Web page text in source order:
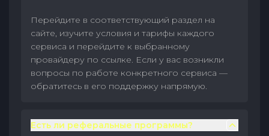
Перейдите в соответствующий раздел на
сайте, изучите условия и тарифы каждого
сервиса и перейдите к выбранному
провайдеру по ссылке. Если у вас возникли
вопросы по работе конкретного сервиса —
обратитесь в его поддержку напрямую.
Есть ли реферальные программы?